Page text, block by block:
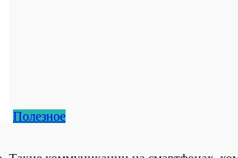
Полезное